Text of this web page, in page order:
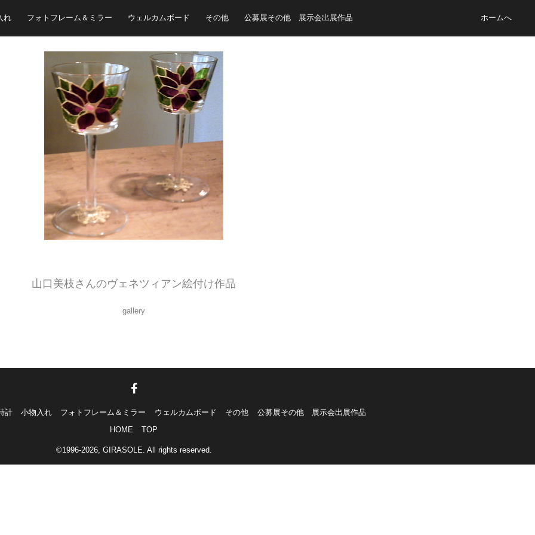
れ フォトフレーム＆ミラー ウェルカムボード その他 公募展その他 展示会出展作品 ホームへ
山口美枝さんのヴェネツィアン絵付け作品
gallery
計 小物入れ フォトフレーム＆ミラー ウェルカムボード その他
公募展その他 展示会出展作品
HOME
TOP
©1996-2026, GIRASOLE. All rights reserved.